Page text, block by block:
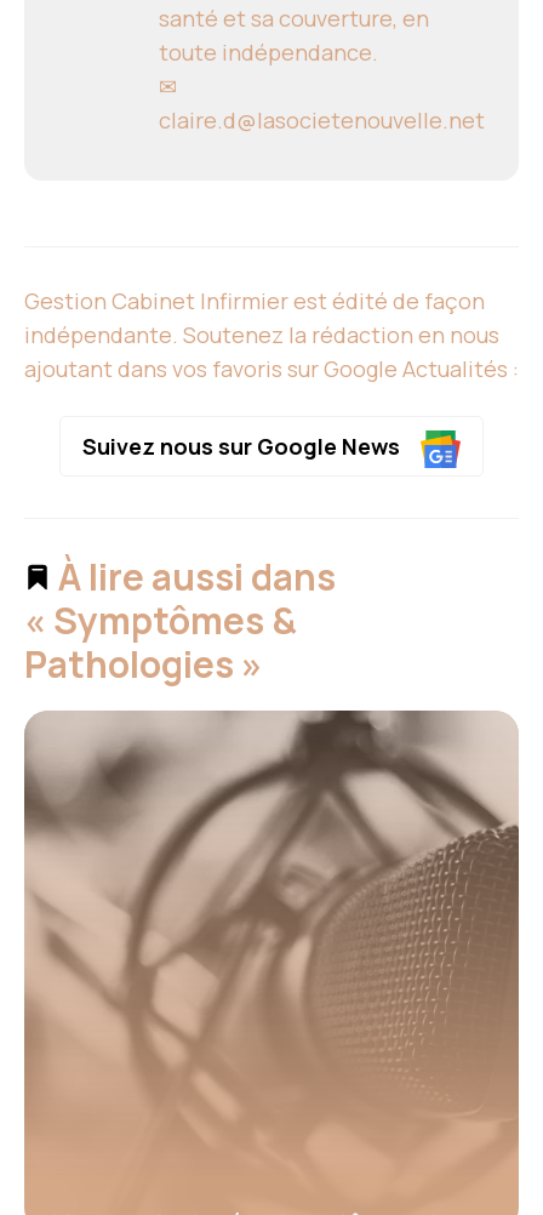
santé et sa couverture, en
toute indépendance.
✉
claire.d@lasocietenouvelle.net
Gestion Cabinet Infirmier est édité de façon
indépendante. Soutenez la rédaction en nous
ajoutant dans vos favoris sur Google Actualités :
Suivez nous sur Google News
À lire aussi dans
« Symptômes &
Pathologies »